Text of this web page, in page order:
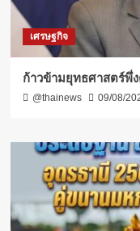
เศรษฐกิจ
ก้าวข้ามยุทธศาสตร์พึ่
@thainews 09/08/